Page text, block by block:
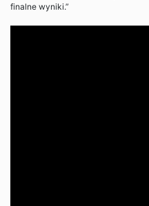
finalne wyniki.”